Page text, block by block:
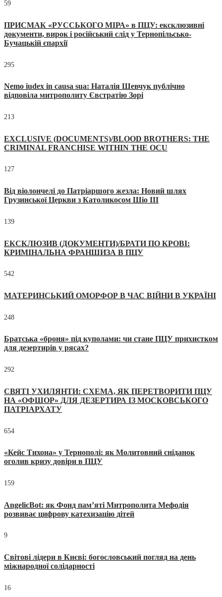
59
ПРИСМАК «РУССЬКОГО МІРА» в ПЦУ: ексклюзивні
документи, вирок і російський слід у Тернопільсько-
Бучацькій єпархії
295
Nemo iudex in causa sua: Наталія Шевчук публічно
відповіла митрополиту Євстратію Зорі
213
EXCLUSIVE (DOCUMENTS)/BLOOD BROTHERS: THE
CRIMINAL FRANCHISE WITHIN THE OCU
127
Від віолончелі до Патріаршого жезла: Новий шлях
Грузинської Церкви з Католикосом Шіо III
139
ЕКСКЛЮЗИВ (ДОКУМЕНТИ)/БРАТИ ПО КРОВІ:
КРИМІНАЛЬНА ФРАНШИЗА В ПЦУ
542
МАТЕРИНСЬКИЙ ОМОРФОР В ЧАС ВІЙНИ В УКРАЇНІ
248
Братська «броня» під куполами: чи стане ПЦУ прихистком
для дезертирів у рясах?
292
СВЯТІ УХИЛЯНТИ: СХЕМА, ЯК ПЕРЕТВОРИТИ ПЦУ
НА «ОФШОР» ДЛЯ ДЕЗЕРТИРА ІЗ МОСКОВСЬКОГО
ПАТРІАРХАТУ
654
«Кейс Тихона» у Тернополі: як Молитовний сніданок
оголив кризу довіри в ПЦУ
159
AngelicBot: як Фонд пам’яті Митрополита Мефодія
розвиває цифрову катехизацію дітей
9
Світові лідери в Києві: богословський погляд на день
міжнародної солідарності
16